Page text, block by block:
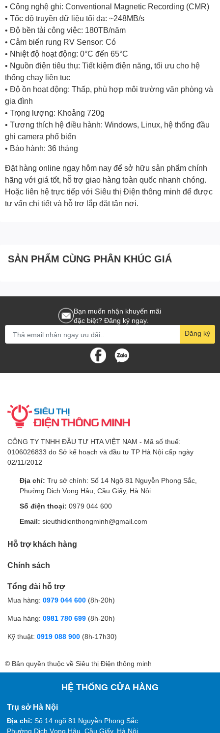
• Công nghệ ghi: Conventional Magnetic Recording (CMR)
• Tốc độ truyền dữ liệu tối đa: ~248MB/s
• Độ bền tải công việc: 180TB/năm
• Cảm biến rung RV Sensor: Có
• Nhiệt độ hoạt động: 0°C đến 65°C
• Nguồn điện tiêu thụ: Tiết kiệm điện năng, tối ưu cho hệ
thống chạy liên tục
• Độ ồn hoạt động: Thấp, phù hợp môi trường văn phòng và
gia đình
• Trọng lượng: Khoảng 720g
• Tương thích hệ điều hành: Windows, Linux, hệ thống đầu
ghi camera phổ biến
• Bảo hành: 36 tháng
Đặt hàng online ngay hôm nay để sở hữu sản phẩm chính
hãng với giá tốt, hỗ trợ giao hàng toàn quốc nhanh chóng.
Hoặc liên hệ trực tiếp với Siêu thị Điện thông minh để được
tư vấn chi tiết và hỗ trợ lắp đặt tận nơi.
SẢN PHẨM CÙNG PHÂN KHÚC GIÁ
Bạn muốn nhận khuyến mãi
đặc biệt? Đăng ký ngay.
Đăng ký
CÔNG TY TNHH ĐẦU TƯ HTA VIỆT NAM - Mã số thuế:
0106026833 do Sở kế hoạch và đầu tư TP Hà Nội cấp ngày
02/11/2012
Địa chỉ: Trụ sở chính: Số 14 Ngõ 81 Nguyễn Phong Sắc,
Phường Dịch Vọng Hậu, Cầu Giấy, Hà Nội
Số điện thoại: 0979 044 600
Email: sieuthidienthongminh@gmail.com
Hỗ trợ khách hàng
Chính sách
Tổng đài hỗ trợ
Mua hàng: 0979 044 600 (8h-20h)
Mua hàng: 0981 780 699 (8h-20h)
Kỹ thuật: 0919 088 900 (8h-17h30)
© Bản quyền thuộc về Siêu thị Điện thông minh
HỆ THỐNG CỬA HÀNG
Trụ sở Hà Nội
Địa chỉ: Số 14 ngõ 81 Nguyễn Phong Sắc
Phường Dịch Vọng Hậu, Cầu Giấy, Hà Nội